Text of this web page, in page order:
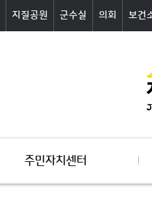
지질공원 군수실 의회 보건
주민자치센터